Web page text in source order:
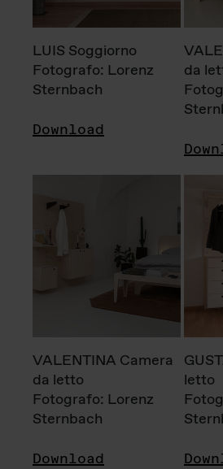
LUIS Soggiorno
Fotografo: Lorenz
Sternbach
Download
da
VALENTINA Camera
da letto
Fotografo: Lorenz
Sternbach
Download
letto